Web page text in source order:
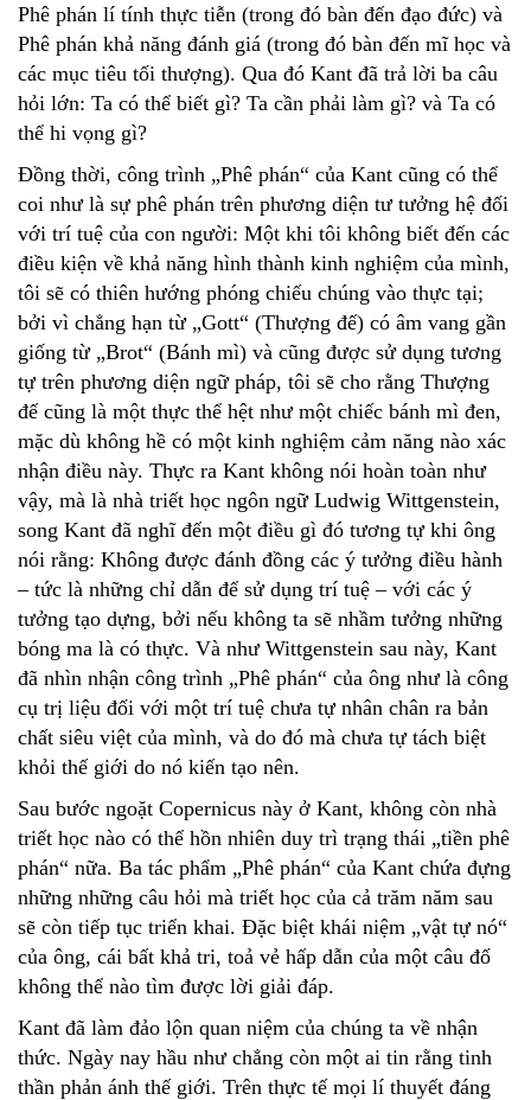
Phê phán lí tính thực tiễn (trong đó bàn đến đạo đức) và
Phê phán khả năng đánh giá (trong đó bàn đến mĩ học và
các mục tiêu tối thượng). Qua đó Kant đã trả lời ba câu
hỏi lớn: Ta có thể biết gì? Ta cần phải làm gì? và Ta có
thể hi vọng gì?
Đồng thời, công trình „Phê phán“ của Kant cũng có thể
coi như là sự phê phán trên phương diện tư tưởng hệ đối
với trí tuệ của con người: Một khi tôi không biết đến các
điều kiện về khả năng hình thành kinh nghiệm của mình,
tôi sẽ có thiên hướng phóng chiếu chúng vào thực tại;
bởi vì chẳng hạn từ „Gott“ (Thượng đế) có âm vang gần
giống từ „Brot“ (Bánh mì) và cũng được sử dụng tương
tự trên phương diện ngữ pháp, tôi sẽ cho rằng Thượng
đế cũng là một thực thể hệt như một chiếc bánh mì đen,
mặc dù không hề có một kinh nghiệm cảm năng nào xác
nhận điều này. Thực ra Kant không nói hoàn toàn như
vậy, mà là nhà triết học ngôn ngữ Ludwig Wittgenstein,
song Kant đã nghĩ đến một điều gì đó tương tự khi ông
nói rằng: Không được đánh đồng các ý tưởng điều hành
– tức là những chỉ dẫn để sử dụng trí tuệ – với các ý
tưởng tạo dựng, bởi nếu không ta sẽ nhầm tưởng những
bóng ma là có thực. Và như Wittgenstein sau này, Kant
đã nhìn nhận công trình „Phê phán“ của ông như là công
cụ trị liệu đối với một trí tuệ chưa tự nhân chân ra bản
chất siêu việt của mình, và do đó mà chưa tự tách biệt
khỏi thế giới do nó kiến tạo nên.
Sau bước ngoặt Copernicus này ở Kant, không còn nhà
triết học nào có thể hồn nhiên duy trì trạng thái „tiền phê
phán“ nữa. Ba tác phẩm „Phê phán“ của Kant chứa đựng
những những câu hỏi mà triết học của cả trăm năm sau
sẽ còn tiếp tục triển khai. Đặc biệt khái niệm „vật tự nó“
của ông, cái bất khả tri, toả vẻ hấp dẫn của một câu đố
không thể nào tìm được lời giải đáp.
Kant đã làm đảo lộn quan niệm của chúng ta về nhận
thức. Ngày nay hầu như chẳng còn một ai tin rằng tinh
thần phản ánh thế giới. Trên thực tế mọi lí thuyết đáng